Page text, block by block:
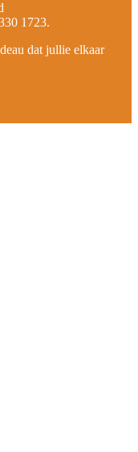
1723.
dat jullie elkaar